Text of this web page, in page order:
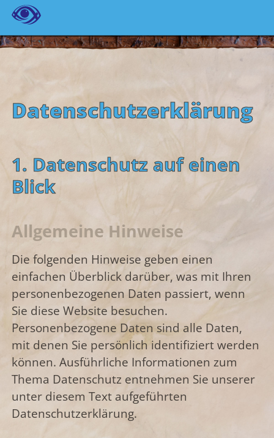
Datenschutz­erklärung
1. Datenschutz auf einen
Blick
Allgemeine Hinweise
Die folgenden Hinweise geben einen
einfachen Überblick darüber, was mit Ihren
personenbezogenen Daten passiert, wenn
Sie diese Website besuchen.
Personenbezogene Daten sind alle Daten,
mit denen Sie persönlich identifiziert werden
können. Ausführliche Informationen zum
Thema Datenschutz entnehmen Sie unserer
unter diesem Text aufgeführten
Datenschutzerklärung.